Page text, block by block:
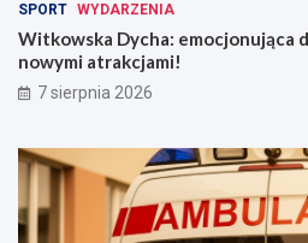
c
h
u
!
SPORT WYDARZENIA
Witkowska Dycha: emocjonująca
nowymi atrakcjami!
7 sierpnia 2026